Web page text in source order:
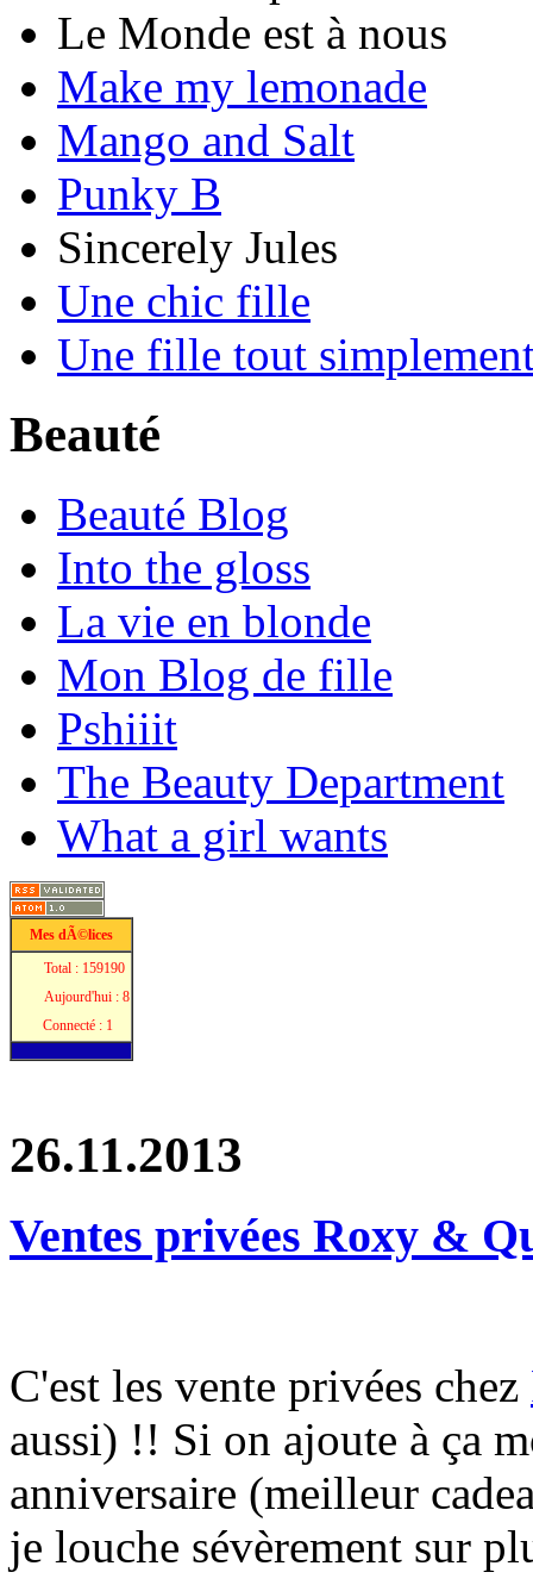
Le Monde est à nous
Make my lemonade
Mango and Salt
Punky B
Sincerely Jules
Une chic fille
Une fille tout
Beauté
Beauté Blog
Into the gloss
La vie en blonde
Mon Blog de fille
Pshiiit
The Beauty Department
What a girl wants
Mes dÃ©lices
Total : 159190
Aujourd'hui : 8
Connecté : 1
26.11.2013
Ventes privées Roxy &
C'est les vente privées chez
aussi) !! Si on ajoute à ça
anniversaire (meilleur
je louche sévèrement sur